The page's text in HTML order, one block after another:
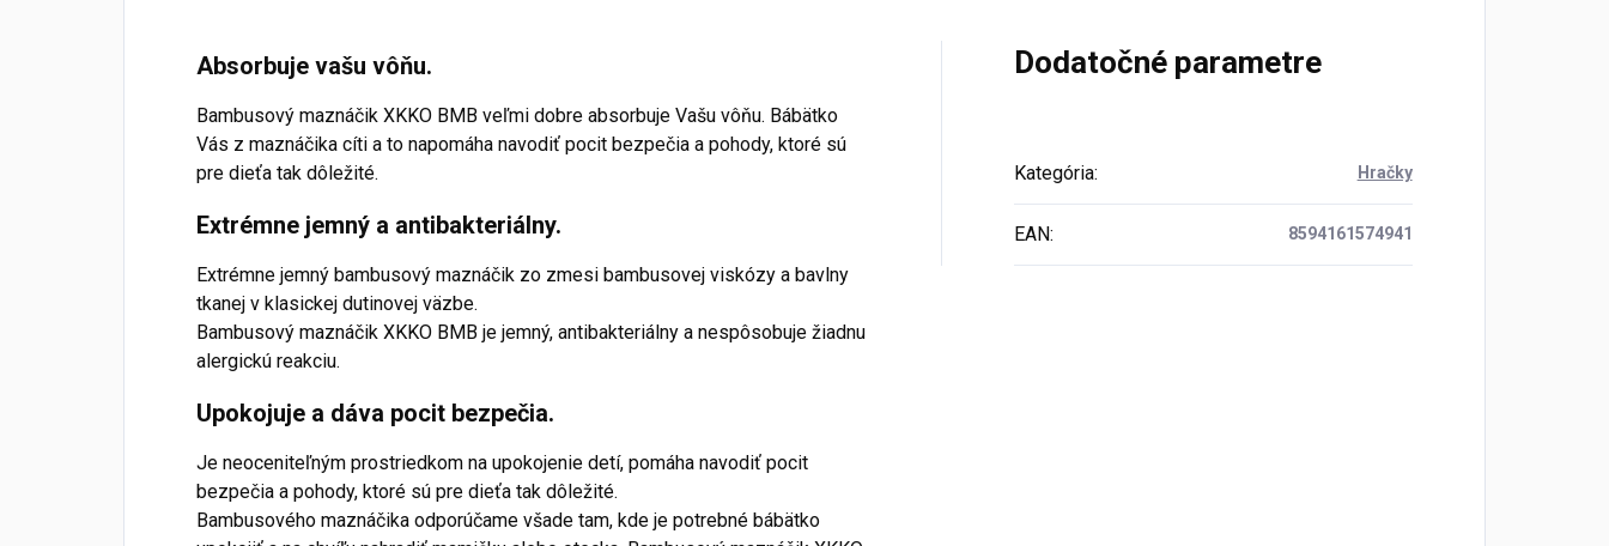
Absorbuje vašu vôňu.
Bambusový maznáčik XKKO BMB veľmi dobre absorbuje Vašu vôňu. Bábätko
Vás z maznáčika cíti a to napomáha navodiť pocit bezpečia a pohody, ktoré sú
pre dieťa tak dôležité.
Extrémne jemný a antibakteriálny.
Extrémne jemný bambusový maznáčik zo zmesi bambusovej viskózy a bavlny
tkanej v klasickej dutinovej väzbe.
Bambusový maznáčik XKKO BMB je jemný, antibakteriálny a nespôsobuje žiadnu
alergickú reakciu.
Upokojuje a dáva pocit bezpečia.
Je neoceniteľným prostriedkom na upokojenie detí, pomáha navodiť pocit
bezpečia a pohody, ktoré sú pre dieťa tak dôležité.
Bambusového maznáčika odporúčame všade tam, kde je potrebné bábätko
Dodatočné parametre
Kategória: Hračky
EAN: 8594161574941